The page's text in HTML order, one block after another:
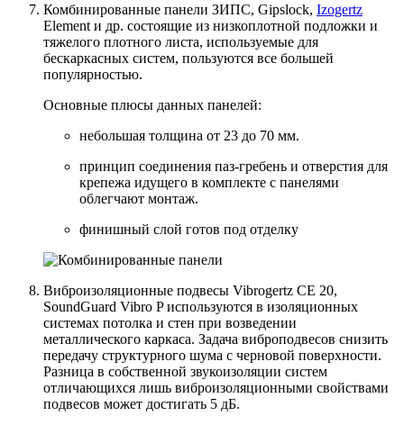
Комбинированные панели ЗИПС, Gipslock, Izogertz
Element и др. состоящие из низкоплотной подложки и
тяжелого плотного листа, используемые для
бескаркасных систем, пользуются все большей
популярностью.
Основные плюсы данных панелей:
небольшая толщина от 23 до 70 мм.
принцип соединения паз-гребень и отверстия для
крепежа идущего в комплекте с панелями
облегчают монтаж.
финишный слой готов под отделку
Виброизоляционные подвесы Vibrogertz CE 20,
SoundGuard Vibro P используются в изоляционных
системах потолка и стен при возведении
металлического каркаса. Задача виброподвесов снизить
передачу структурного шума с черновой поверхности.
Разница в собственной звукоизоляции систем
отличающихся лишь виброизоляционными свойствами
подвесов может достигать 5 дБ.